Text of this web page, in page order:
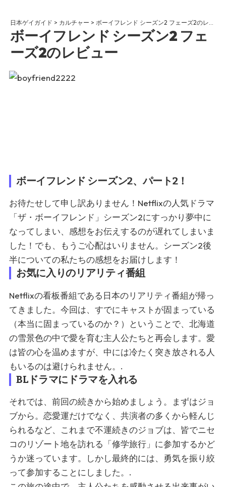
日本ゲイガイド > カルチャー > ボーイフレンド シーズン2 フェーズ2のレビュー
ボーイフレンド シーズン2 フェ
ーズ2のレビュー
ボーイフレンド シーズン2、パート2！
お待たせして申し訳ありません！Netflixの人気ドラマ
「ザ・ボーイフレンド」シーズン2にすっかり夢中に
なってしまい、感想をお伝えするのが遅れてしまいま
した！でも、もうご心配はいりません。シーズン2後
半についての私たちの感想をお届けします！
お気に入りのリアリティ番組
Netflixの看板番組である日本のリアリティ番組が帰っ
てきました。今回は、すでにキャストが固まっている
（本当に固まっているのか？）ということで、北海道
の雪景色の中で愛を育む主人公たちと再会します。愛
は皆の心を温めますが、中には冷たく突き放される人
もいるのは避けられません。.
BLドラマにドラマを入れる
それでは、前回の続きから始めましょう。まずはジョ
ブから。恋愛運だけでなく、共演者の多くから軽んじ
られるなど、これまで不運続きのジョブは、皆でニセ
コのリゾート地を訪れる「修学旅行」に参加するかど
うか迷っています。しかし最終的には、勇気を振り絞
って参加することにしました。.